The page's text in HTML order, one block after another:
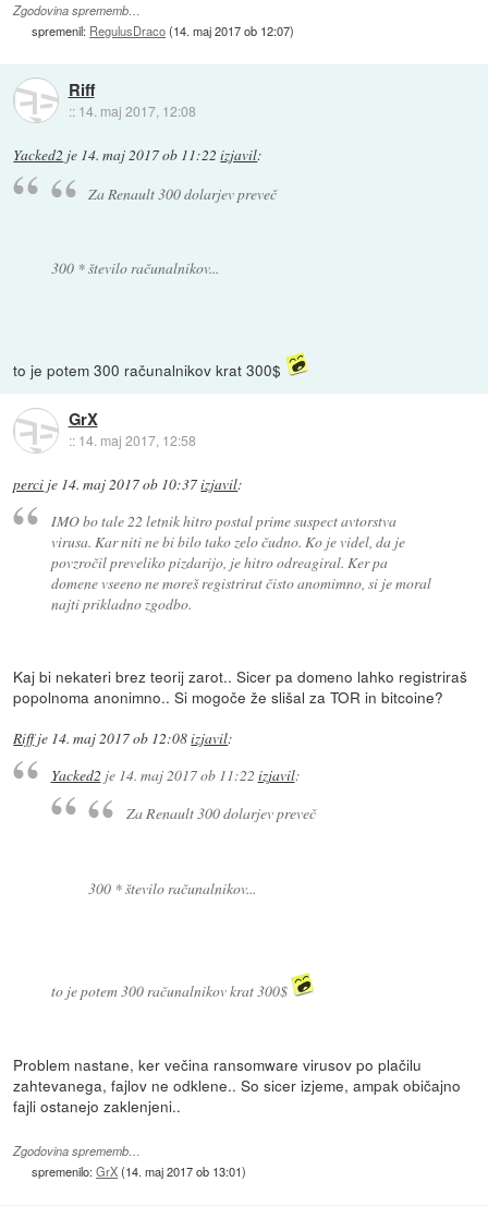
Zgodovina sprememb…
spremenil: RegulusDraco(14. maj 2017 ob 12:07)
Riff
:: 14. maj 2017, 12:08
Yacked2 je 14. maj 2017 ob 11:22 izjavil:
Za Renault 300 dolarjev preveč
300 * število računalnikov...
to je potem 300 računalnikov krat 300$
GrX
:: 14. maj 2017, 12:58
perci je 14. maj 2017 ob 10:37izjavil:
IMO bo tale 22 letnik hitro postal prime suspect avtorstva
virusa. Kar niti ne bi bilo tako zelo čudno. Ko je videl, da je
povzročil preveliko pizdarijo, je hitro odreagiral. Ker pa
domene vseeno ne moreš registrirat čisto anomimno, si je moral
najti prikladno zgodbo.
Kaj bi nekateri brez teorij zarot.. Sicer pa domeno lahko registriraš
popolnoma anonimno.. Si mogoče že slišal za TOR in bitcoine?
Riffje 14. maj 2017 ob 12:08izjavil:
Yacked2je 14. maj 2017 ob 11:22 izjavil:
Za Renault 300 dolarjev preveč
300 * število računalnikov...
to je potem 300 računalnikov krat 300$
Problem nastane, ker večina ransomware virusov po plačilu
zahtevanega, fajlov ne odklene.. So sicer izjeme, ampak običajno
fajli ostanejo zaklenjeni..
Zgodovina sprememb…
spremenilo:GrX(14. maj 2017 ob 13:01)